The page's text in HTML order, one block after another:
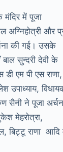
मंदिर में पूजा
अग्निहोत्री और
की गई। उसके
सुन्दरी देवी के
डी एम पी एस राणा,
उपाध्याय,
सैनी ने पूजा
मेहरोत्रा,
बिट्टू राणा आदि